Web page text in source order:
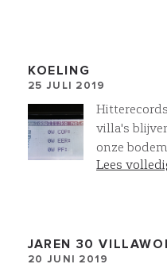
Optimale
en
installatie
het
KOELING
25 JULI 2019
villa's
onze
hoeveel
Lees
JAREN 30
20 JUNI 2019